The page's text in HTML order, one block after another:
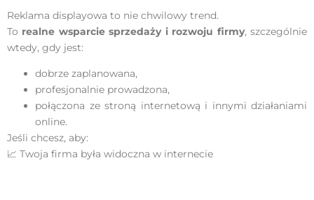
Reklama displayowa to nie chwilowy trend.
To realne wsparcie sprzedaży i rozwoju firmy, szczególnie
wtedy, gdy jest:
dobrze zaplanowana,
profesjonalnie prowadzona,
połączona ze stroną internetową i innymi działaniami
online.
Jeśli chcesz, aby:
📈 Twoja firma była widoczna w internecie